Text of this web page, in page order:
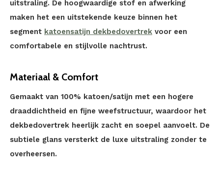
uitstraling. De hoogwaardige stof en afwerking
maken het een uitstekende keuze binnen het
segment katoensatijn dekbedovertrek voor een
comfortabele en stijlvolle nachtrust.
Materiaal & Comfort
Gemaakt van 100% katoen/satijn met een hogere
draaddichtheid en fijne weefstructuur, waardoor het
dekbedovertrek heerlijk zacht en soepel aanvoelt. De
subtiele glans versterkt de luxe uitstraling zonder te
overheersen.